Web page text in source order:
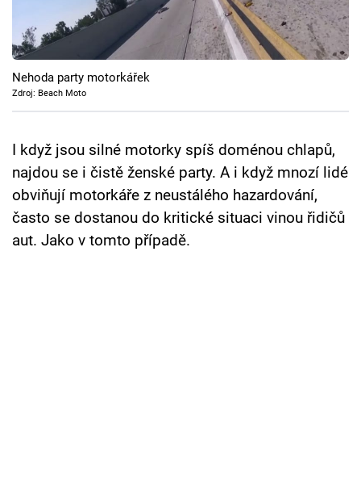
Cool Esport
Pořady
TV Program
Přihlášení
Sledujte nás
Nehoda party motorkářek
Zdroj: Beach Moto
I když jsou silné motorky spíš doménou chlapů,
najdou se i čistě ženské party. A i když mnozí lidé
obviňují motorkáře z neustálého hazardování,
často se dostanou do kritické situaci vinou řidičů
aut. Jako v tomto případě.